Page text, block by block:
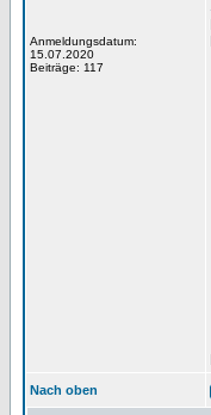
Anmeldungsdatum:
15.07.2020
Beiträge: 117
Nach oben